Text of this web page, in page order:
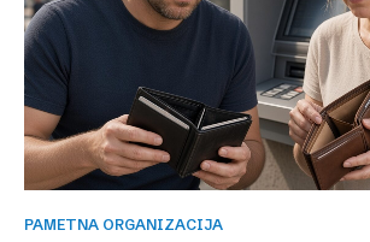
PAMETNA ORGANIZACIJA